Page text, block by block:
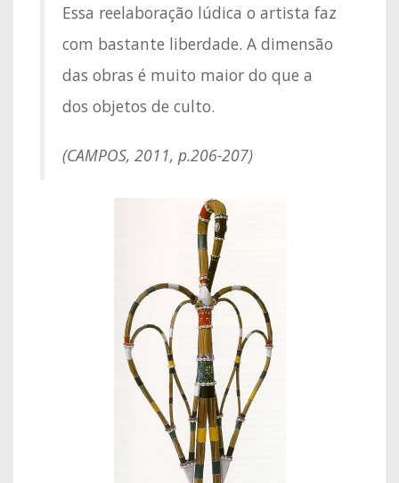
Essa reelaboração lúdica o artista faz
com bastante liberdade. A dimensão
das obras é muito maior do que a
dos objetos de culto.
(CAMPOS, 2011, p.206-207)